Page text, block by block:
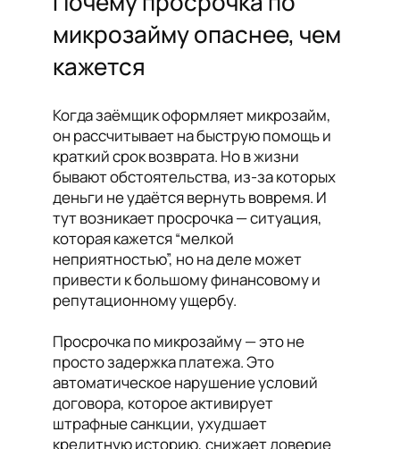
микрозайму опаснее, чем
кажется
Когда заёмщик оформляет микрозайм,
он рассчитывает на быструю помощь и
краткий срок возврата. Но в жизни
бывают обстоятельства, из-за которых
деньги не удаётся вернуть вовремя. И
тут возникает просрочка — ситуация,
которая кажется “мелкой
неприятностью”, но на деле может
привести к большому финансовому и
репутационному ущербу.
Просрочка по микрозайму — это не
просто задержка платежа. Это
автоматическое нарушение условий
договора, которое активирует
штрафные санкции, ухудшает
кредитную историю, снижает доверие